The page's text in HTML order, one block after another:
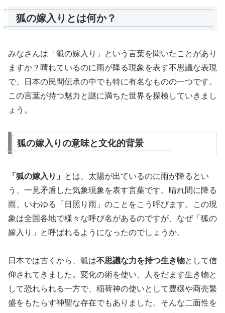
狐の嫁入りとは何か？
みなさんは「狐の嫁入り」という言葉を聞いたことがあり
ますか？晴れているのに雨が降る現象を表す不思議な表現
で、日本の民間伝承の中でも特に有名なものの一つです。
この言葉が持つ魅力と謎に満ちた世界を探検していきまし
ょう。
狐の嫁入りの意味と文化的背景
「狐の嫁入り」 とは、太陽が出ているのに雨が降るとい
う、一見矛盾した気象現象を表す言葉です。晴れ間に降る
雨、いわゆる「日照り雨」のことをこう呼びます。この現
象は全国各地で様々な呼び名があるのですが、なぜ「狐の
嫁入り」と呼ばれるようになったのでしょうか。
日本では古くから、狐は不思議な力を持つ生き物として信
仰されてきました。変化の術を使い、人をだます生き物と
して恐れられる一方で、稲荷神の使いとして豊穣や商売繁
盛をもたらす神聖な存在でもありました。そんな二面性を